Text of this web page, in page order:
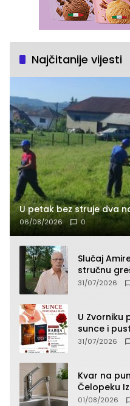
Najčitanije vijesti
U petak bez struje dva
06/08/2026 0
Slučaj
stručnu
presudan
31/07/2026
U Zvorniku
sunce i
Avdić-
31/07/2026
Kvar na
Čelopeku
komunalije”
01/08/2026